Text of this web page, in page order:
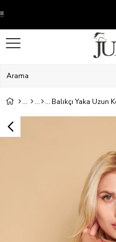
Balıkçı Yaka Uzun